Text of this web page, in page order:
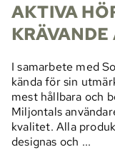
AKTIVA
I samarbete med
kända för sin
mest hållbara och
Miljontals
kvalitet. Alla
designas och ...